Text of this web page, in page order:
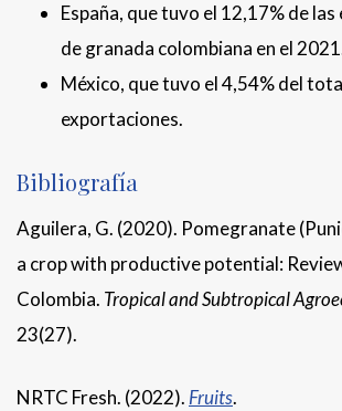
España, que tuvo el 12,17% de
de granada colombiana en el
México, que tuvo el 4,54% del
exportaciones.
Bibliografía
Aguilera, G. (2020). Pomegranate
a crop with productive potential:
Colombia. Tropical and Subtropical
23(27).
NRTC Fresh. (2022). Fruits.